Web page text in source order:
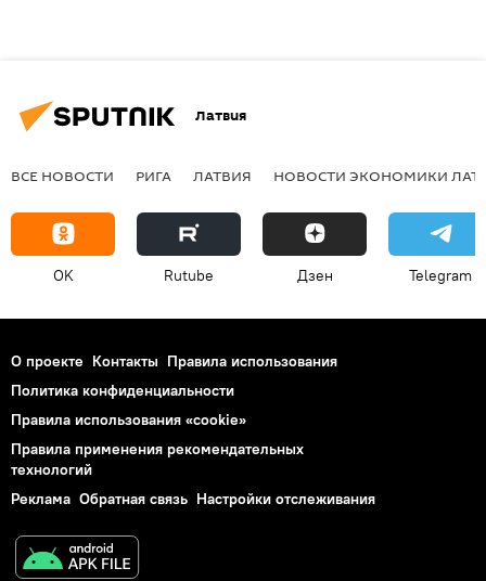
Латвия
ВСЕ НОВОСТИ РИГА ЛАТВИЯ НОВОСТИ ЭКОНОМИКИ
OK Rutube Дзен Telegram
О проекте Контакты Правила использования
Политика конфиденциальности
Правила использования «cookie»
Правила применения рекомендательных
технологий
Реклама Обратная связь Настройки отслеживания